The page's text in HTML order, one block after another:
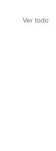
Ver todo